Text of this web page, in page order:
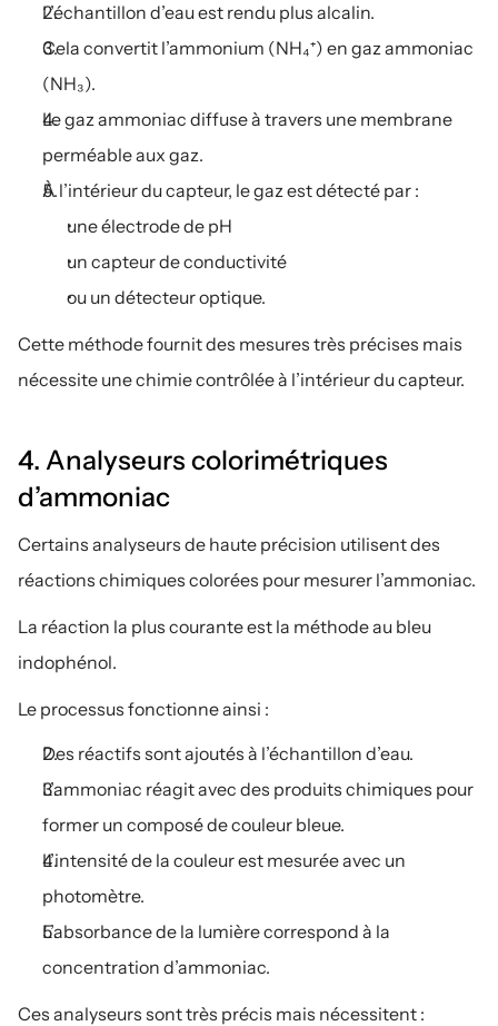
L’échantillon d’eau est rendu plus alcalin.
Cela convertit l’ammonium (NH₄⁺) en gaz ammoniac
(NH₃).
Le gaz ammoniac diffuse à travers une membrane
perméable aux gaz.
À l’intérieur du capteur, le gaz est détecté par :
une électrode de pH
un capteur de conductivité
ou un détecteur optique.
Cette méthode fournit des mesures très précises mais
nécessite une chimie contrôlée à l’intérieur du capteur.
4. Analyseurs colorimétriques
d’ammoniac
Certains analyseurs de haute précision utilisent des
réactions chimiques colorées pour mesurer l’ammoniac.
La réaction la plus courante est la méthode au bleu
indophénol.
Le processus fonctionne ainsi :
Des réactifs sont ajoutés à l’échantillon d’eau.
L’ammoniac réagit avec des produits chimiques pour
former un composé de couleur bleue.
L’intensité de la couleur est mesurée avec un
photomètre.
L’absorbance de la lumière correspond à la
concentration d’ammoniac.
Ces analyseurs sont très précis mais nécessitent :